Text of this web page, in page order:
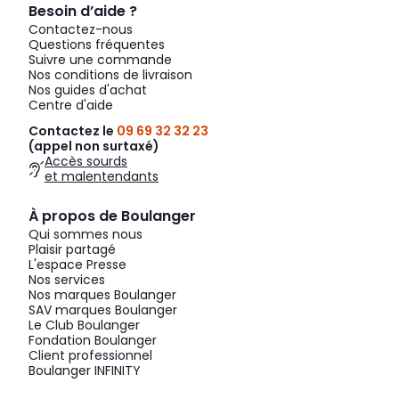
Besoin d’aide ?
Contactez-nous
Questions fréquentes
Suivre une commande
Nos conditions de livraison
Nos guides d'achat
Centre d'aide
Contactez le 09 69 32 32 23
(appel non surtaxé)
Accès sourds
et malentendants
À propos de Boulanger
Qui sommes nous
Plaisir partagé
L'espace Presse
Nos services
Nos marques Boulanger
SAV marques Boulanger
Le Club Boulanger
Fondation Boulanger
Client professionnel
Boulanger INFINITY